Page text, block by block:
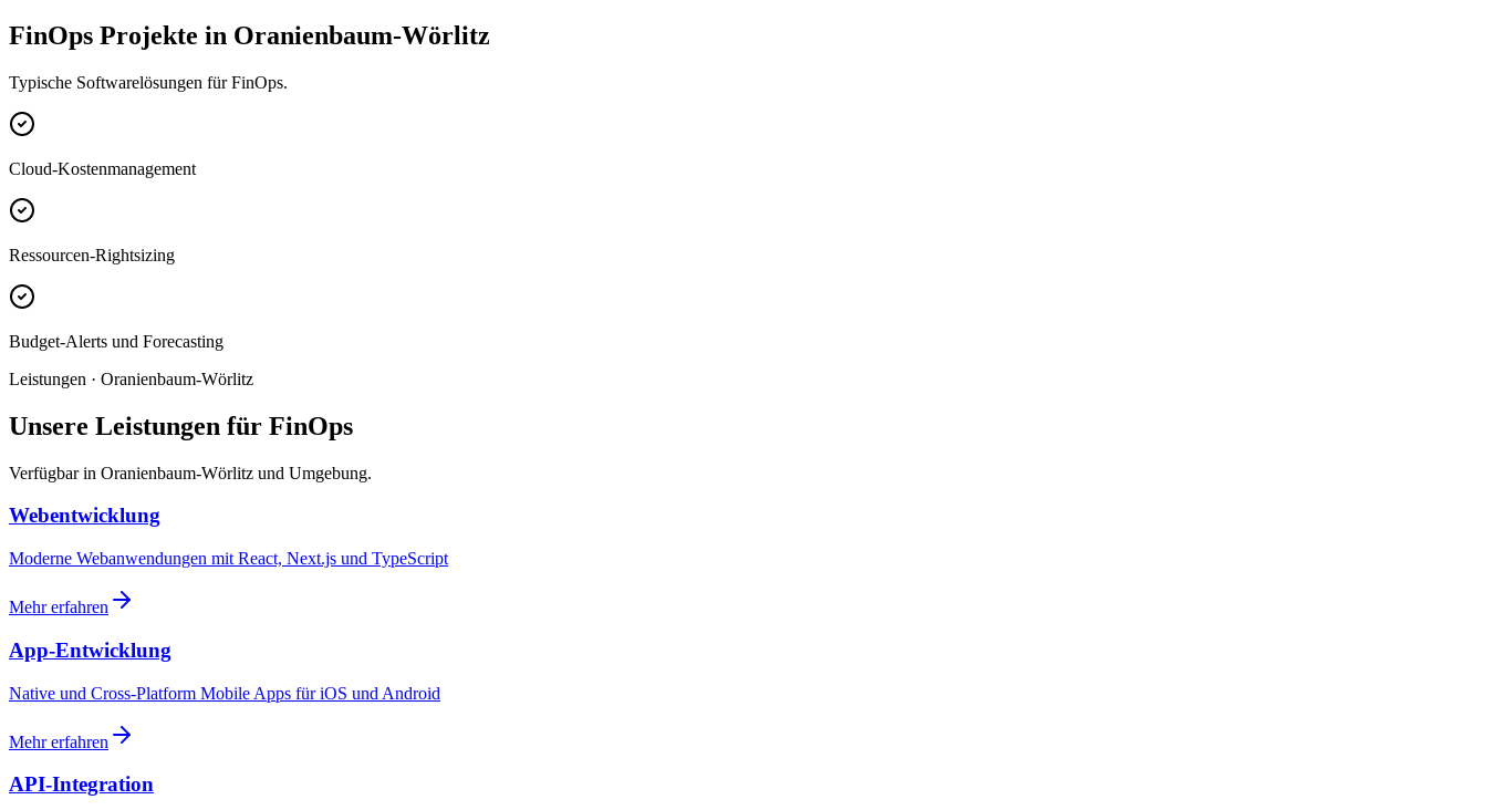
FinOps Projekte in Oranienbaum-Wörlitz
Typische Softwarelösungen für FinOps.
Cloud-Kostenmanagement
Ressourcen-Rightsizing
Budget-Alerts und Forecasting
Leistungen · Oranienbaum-Wörlitz
Unsere Leistungen für FinOps
Verfügbar in Oranienbaum-Wörlitz und Umgebung.
Webentwicklung
Moderne Webanwendungen mit React, Next.js und TypeScript
Mehr erfahren
App-Entwicklung
Native und Cross-Platform Mobile Apps für iOS und Android
Mehr erfahren
API-Integration